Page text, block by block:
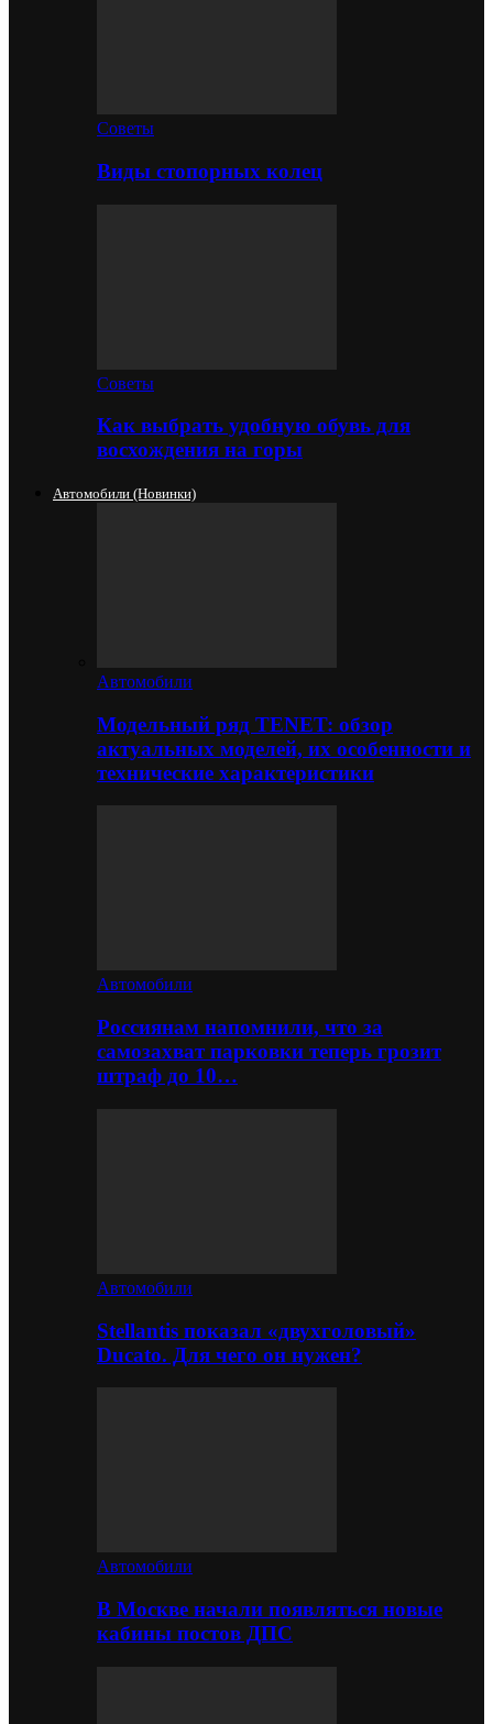
Советы
Виды стопорных колец
Советы
Как выбрать удобную обувь для
восхождения на горы
Автомобили (новинки)
Автомобили
Модельный ряд TENET: обзор
актуальных моделей, их особенности и
технические характеристики
Автомобили
Россиянам напомнили, что за
самозахват парковки теперь грозит
штраф до 10…
Автомобили
Stellantis показал «двухголовый»
Ducato. Для чего он нужен?
Автомобили
В Москве начали появляться новые
кабины постов ДПС